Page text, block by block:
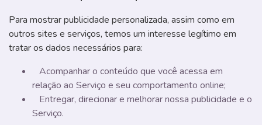
Para mostrar publicidade personalizada, assim como em
outros sites e serviços, temos um interesse legítimo em
tratar os dados necessários para:
Acompanhar o conteúdo que você acessa em
relação ao Serviço e seu comportamento online;
Entregar, direcionar e melhorar nossa publicidade e o
Serviço.